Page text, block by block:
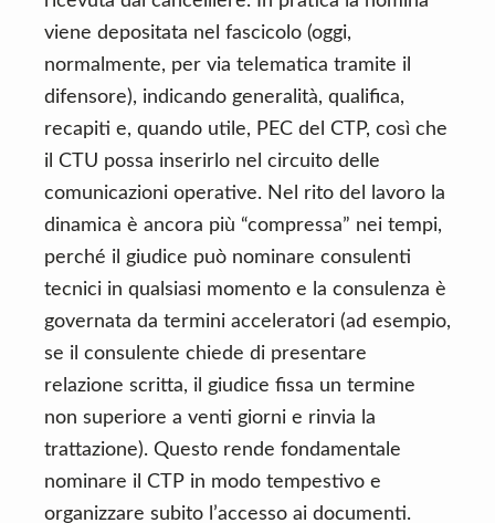
viene depositata nel fascicolo (oggi,
normalmente, per via telematica tramite il
difensore), indicando generalità, qualifica,
recapiti e, quando utile, PEC del CTP, così che
il CTU possa inserirlo nel circuito delle
comunicazioni operative. Nel rito del lavoro la
dinamica è ancora più “compressa” nei tempi,
perché il giudice può nominare consulenti
tecnici in qualsiasi momento e la consulenza è
governata da termini acceleratori (ad esempio,
se il consulente chiede di presentare
relazione scritta, il giudice fissa un termine
non superiore a venti giorni e rinvia la
trattazione). Questo rende fondamentale
nominare il CTP in modo tempestivo e
organizzare subito l’accesso ai documenti.